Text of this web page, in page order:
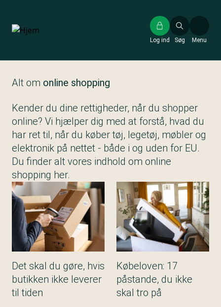
hovedindhold
Søg
Log ind Menu
Alt om online shopping
Kender du dine rettigheder, når du shopper
online? Vi hjælper dig med at forstå, hvad du
har ret til, når du køber tøj, legetøj, møbler og
elektronik på nettet - både i og uden for EU.
Du finder alt vores indhold om online
shopping her.
Det skal du gøre, hvis
butikken ikke leverer
til tiden
Købeloven: 17
påstande, du ikke
skal tro på